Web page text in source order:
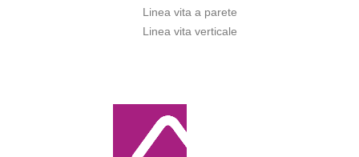
Linea vita a parete
Linea vita verticale